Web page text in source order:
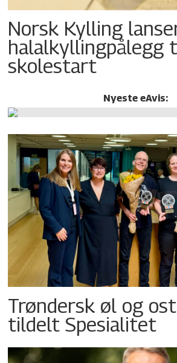
Norsk Kylling
halalkylling­pålegg
skolestart
Nyeste eAvis:
Trøndersk øl og
tildelt Spesialitet